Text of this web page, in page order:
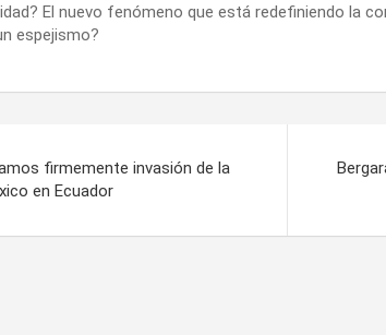
El nuevo fenómeno que está redefiniendo la
espejismo?
firmemente invasión de la
en Ecuador